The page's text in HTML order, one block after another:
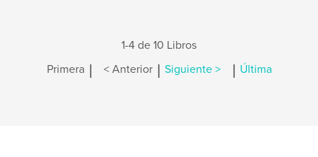
1-4 de 10 Libros
Primera | < Anterior | Siguiente > | Última